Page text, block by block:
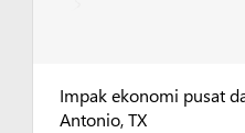
Impak ekonomi pusat
Antonio, TX